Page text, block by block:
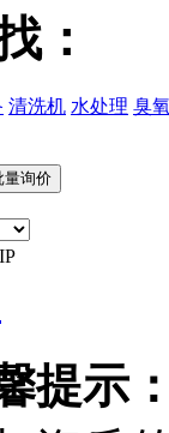
：
清洗机 水处理 臭
提示：